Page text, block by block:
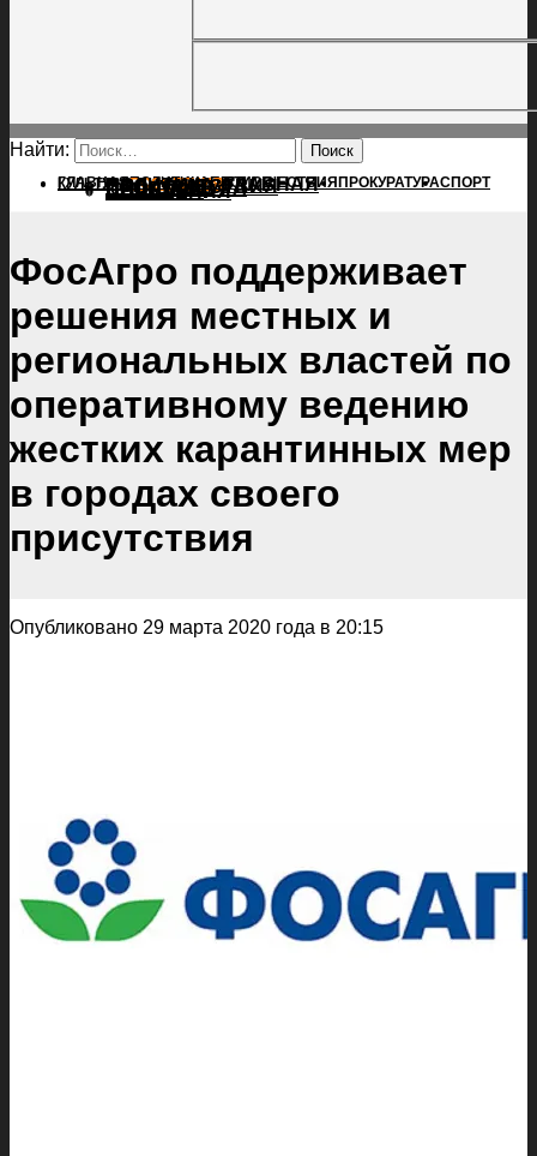
Найти:
ГЛАВНАЯПОЛИТИКАПРОИСШЕСТВИЯ ПРОКУРАТУРАСПОРТ
КУЛЬТУРАПОСЕЛЕНИЯГЛАВНАЯ
ПОЛИТИКА
ПРОИСШЕСТВИЯ
ПРОКУРАТУРА
СПОРТ
КУЛЬТУРА
ПОСЕЛЕНИЯ
ФосАгро поддерживает
решения местных и
региональных властей по
оперативному ведению
жестких карантинных мер
в городах своего
присутствия
Опубликовано 29 марта 2020 года в 20:15